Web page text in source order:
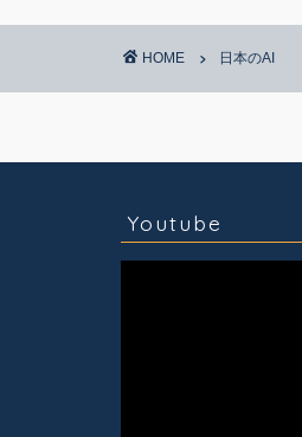
HOME 日本のAI
Youtube